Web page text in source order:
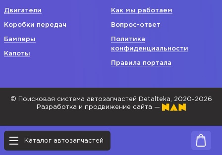
Каталог автозапчастей
Двигатели
Коробки передач
Бамперы
Капоты
Как мы работаем
Вопрос-ответ
Политика
конфиденциальности
Правила портала
© Поисковая система автозапчастей Detalteka, 2020-2026
Разработка и продвижение сайта —